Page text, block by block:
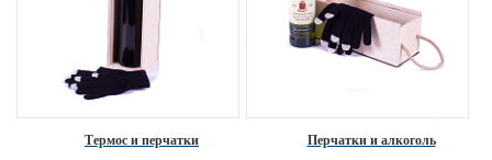
Термос и перчатки Перчатки и алкоголь